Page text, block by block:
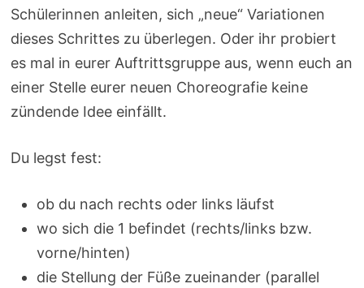
Schülerinnen anleiten, sich „neue“ Variationen
dieses Schrittes zu überlegen. Oder ihr probiert
es mal in eurer Auftrittsgruppe aus, wenn euch an
einer Stelle eurer neuen Choreografie keine
zündende Idee einfällt.
Du legst fest:
ob du nach rechts oder links läufst
wo sich die 1 befindet (rechts/links bzw.
vorne/hinten)
die Stellung der Füße zueinander (parallel